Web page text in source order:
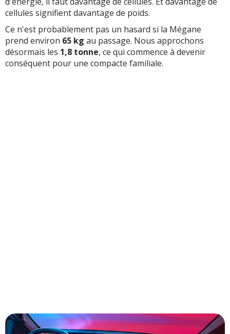
cellules signifient davantage de poids.
Ce n'est probablement pas un hasard si la Mégane
prend environ 65 kg au passage. Nous approchons
désormais les 1,8 tonne, ce qui commence à devenir
conséquent pour une compacte familiale.